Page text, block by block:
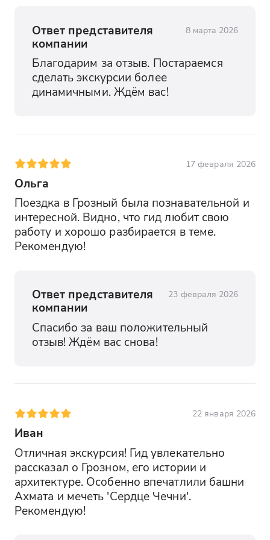
впечатлений поездки.
Национальная кухня и сувениры
Вы попробуете блюда национальной
чеченской кухни, приготовленные с
душой и щедростью. Вы сможете
Ответ представителя
компании
8 марта 2026
Благодарим за отзыв. Постараемся
сделать экскурсии более
динамичными. Ждём вас!
17 февраля 2026
Ольга
Поездка в Грозный была познавательной и
интересной. Видно, что гид любит свою
работу и хорошо разбирается в теме.
Рекомендую!
Ответ представителя
компании
23 февраля 2026
Спасибо за ваш положительный
отзыв! Ждём вас снова!
22 января 2026
Иван
Отличная экскурсия! Гид увлекательно
рассказал о Грозном, его истории и
архитектуре. Особенно впечатлили башни
Ахмата и мечеть 'Сердце Чечни'.
Рекомендую!